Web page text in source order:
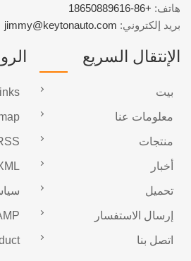
هاتف: +86-18650889616
بريد إلكتروني: jimmy@keytonauto.com
الإنتقال السريع
بيت
معلومات عنا
منتجات
أخبار
تحميل
إرسال الاستفسار
اتصل بنا